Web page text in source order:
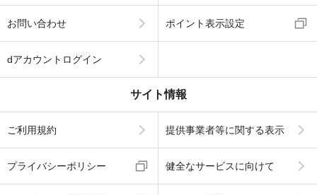
お問い合わせ ポイント表示設定
dアカウントログイン
サイト情報
ご利用規約 提供事業者等に関する表示
プライバシーポリシー 健全なサービスに向けて